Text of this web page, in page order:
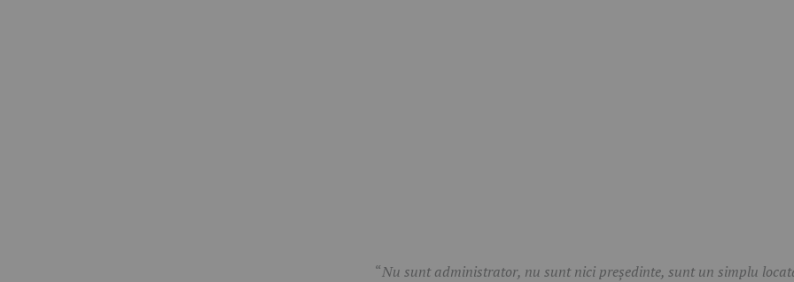
“Nu sunt administrator, nu sunt nici președinte, sunt un simplu